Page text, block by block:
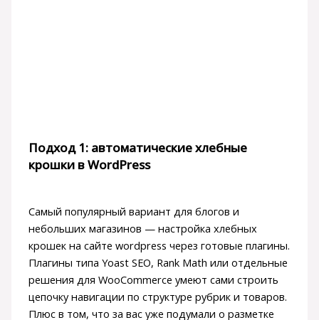
Подход 1: автоматические хлебные
крошки в WordPress
Самый популярный вариант для блогов и
небольших магазинов — настройка хлебных
крошек на сайте wordpress через готовые плагины.
Плагины типа Yoast SEO, Rank Math или отдельные
решения для WooCommerce умеют сами строить
цепочку навигации по структуре рубрик и товаров.
Плюс в том, что за вас уже подумали о разметке